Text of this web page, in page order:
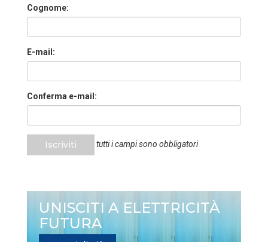
Cognome:
E-mail:
Conferma e-mail:
Iscriviti tutti i campi sono obbligatori
UNISCITI A ELETTRICITÀ
FUTURA